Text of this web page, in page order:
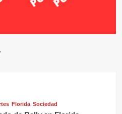
Florida Sociedad